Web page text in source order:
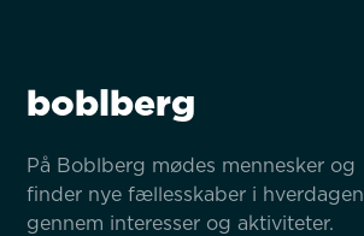
boblberg
På Boblberg mødes mennesker og
finder nye fællesskaber i hverdagen
gennem interesser og aktiviteter.